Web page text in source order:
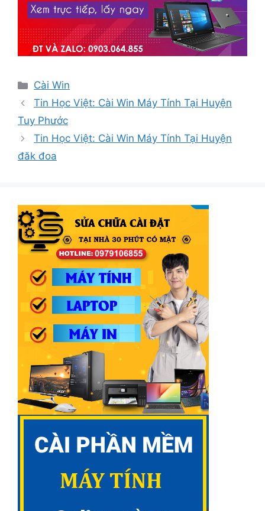
Danh
mục
Cài Win
Tin Học Việt: Cài Win Máy Tính Tại Huyện
Tuy Phước
Tin Học Việt: Cài Win Máy Tính Tại Huyện
đăk đoa